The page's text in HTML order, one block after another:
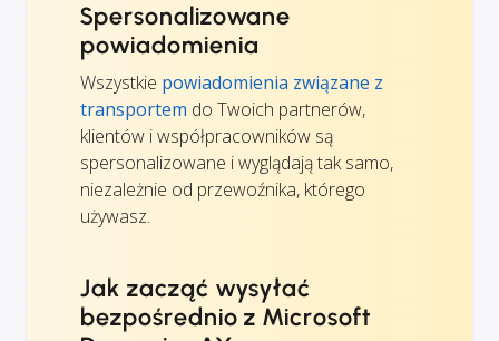
Spersonalizowane
powiadomienia
Wszystkie powiadomienia związane z
transportem do Twoich partnerów,
klientów i współpracowników są
spersonalizowane i wyglądają tak samo,
niezależnie od przewoźnika, którego
używasz.
Jak zacząć wysyłać
bezpośrednio z Microsoft